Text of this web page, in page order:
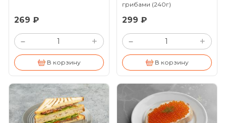
269 ₽
– +
В корзину
грибами (240г)
299 ₽
– +
В корзину